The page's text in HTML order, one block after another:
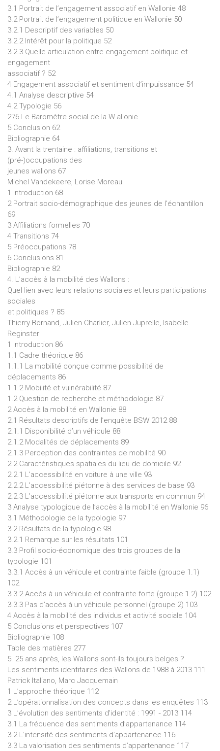
3.1 Portrait de l’engagement associatif en Wallonie 48
3.2 Portrait de l’engagement politique en Wallonie 50
3.2.1 Descriptif des variables 50
3.2.2 Intérêt pour la politique 52
3.2.3 Quelle articulation entre engagement politique et
engagement
associatif ? 52
4 Engagement associatif et sentiment d’impuissance 54
4.1 Analyse descriptive 54
4.2 Typologie 56
276 Le Baromètre social de la W allonie
5 Conclusion 62
Bibliographie 64
3. Avant la trentaine : affiliations, transitions et
(pré-)occupations des
jeunes wallons 67
Michel Vandekeere, Lorise Moreau
1 Introduction 68
2 Portrait socio-démographique des jeunes de l’échantillon
69
3 Affiliations formelles 70
4 Transitions 74
5 Préoccupations 78
6 Conclusions 81
Bibliographie 82
4. L’accès à la mobilité des Wallons :
Quel lien avec leurs relations sociales et leurs participations
sociales
et politiques ? 85
Thierry Bornand, Julien Charlier, Julien Juprelle, Isabelle
Reginster
1 Introduction 86
1.1 Cadre théorique 86
1.1.1 La mobilité conçue comme possibilité de
déplacements 86
1.1.2 Mobilité et vulnérabilité 87
1.2 Question de recherche et méthodologie 87
2 Accès à la mobilité en Wallonie 88
2.1 Résultats descriptifs de l’enquête BSW 2012 88
2.1.1 Disponibilité d’un véhicule 88
2.1.2 Modalités de déplacements 89
2.1.3 Perception des contraintes de mobilité 90
2.2 Caractéristiques spatiales du lieu de domicile 92
2.2.1 L’accessibilité en voiture à une ville 93
2.2.2 L’accessibilité piétonne à des services de base 93
2.2.3 L’accessibilité piétonne aux transports en commun 94
3 Analyse typologique de l’accès à la mobilité en Wallonie 96
3.1 Méthodologie de la typologie 97
3.2 Résultats de la typologie 98
3.2.1 Remarque sur les résultats 101
3.3 Profil socio-économique des trois groupes de la
typologie 101
3.3.1 Accès à un véhicule et contrainte faible (groupe 1.1)
102
3.3.2 Accès à un véhicule et contrainte forte (groupe 1.2) 102
3.3.3 Pas d’accès à un véhicule personnel (groupe 2) 103
4 Accès à la mobilité des individus et activité sociale 104
5 Conclusions et perspectives 107
Bibliographie 108
Table des matières 277
5. 25 ans après, les Wallons sont-ils toujours belges ?
Les sentiments identitaires des Wallons de 1988 à 2013 111
Patrick Italiano, Marc Jacquemain
1 L’approche théorique 112
2 L’opérationnalisation des concepts dans les enquêtes 113
3 L’évolution des sentiments d’identité : 1991 - 2013 114
3.1 La fréquence des sentiments d’appartenance 114
3.2 L’intensité des sentiments d’appartenance 116
3.3 La valorisation des sentiments d’appartenance 117